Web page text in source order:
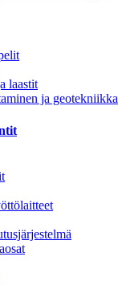
laastit
ja geotekniikka